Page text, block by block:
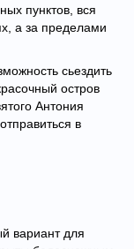
пунктов, вся
а за пределами
сьездить
остров
Антония
в
вариант для